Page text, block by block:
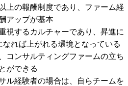
上の報酬制度であり、ファーム経
アップが基本
視するカルチャーであり、昇進に
なれば上がれる環境となっている
コンサルティングファームの立ち
ができる
ル経験者の場合は、自らチームを